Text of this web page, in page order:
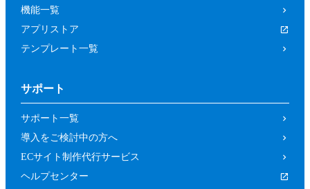
機能一覧
アプリストア
テンプレート一覧
サポート
サポート一覧
導入をご検討中の方へ
ECサイト制作代行サービス
ヘルプセンター